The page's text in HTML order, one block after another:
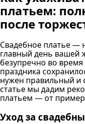
платьем:
после
Свадебное платье —
главный день вашей
безупречно во
праздника
нужен правильный и
статье мы дадим
платьем — от
Уход за